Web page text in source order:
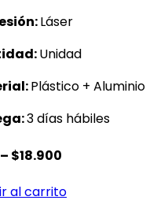
Láser
Unidad
Plástico + Aluminio
3 días hábiles
– $18.900
$15.100
al carrito